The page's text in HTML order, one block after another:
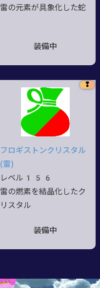
雷の元素が具象化した蛇
装備中
❢
フロギストンクリスタル
(雷)
レベル156
雷の燃素を結晶化したク
リスタル
装備中